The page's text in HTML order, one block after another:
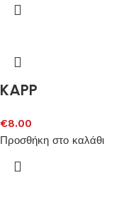
KAPP
€8.00
Προσθήκη στο καλάθι